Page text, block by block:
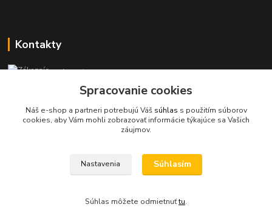
Kontakty
Zákaznícka podpora KaravanPoint
+421902309993
(Po-Pia, 9-18 hod.)
info@karavanpoint.sk
Spracovanie cookies
Náš e-shop a partneri potrebujú Váš súhlas s použitím súborov
cookies, aby Vám mohli zobrazovať informácie týkajúce sa Vašich
záujmov.
Nastavenia Súhlasím
Súhlas môžete odmietnuťtu.